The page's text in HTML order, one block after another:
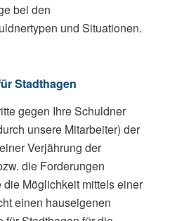
bei den
und Situationen.
Stadthagen
gegen Ihre Schuldner
unsere Mitarbeiter) der
Verjährung der
die Forderungen
Möglichkeit mittels einer
einen hauseigenen